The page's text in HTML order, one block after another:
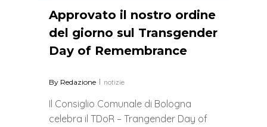
Approvato il nostro ordine
del giorno sul Transgender
Day of Remembrance
By Redazione notizie
Il Consiglio Comunale di Bologna
celebra il TDoR – Trangender Day of